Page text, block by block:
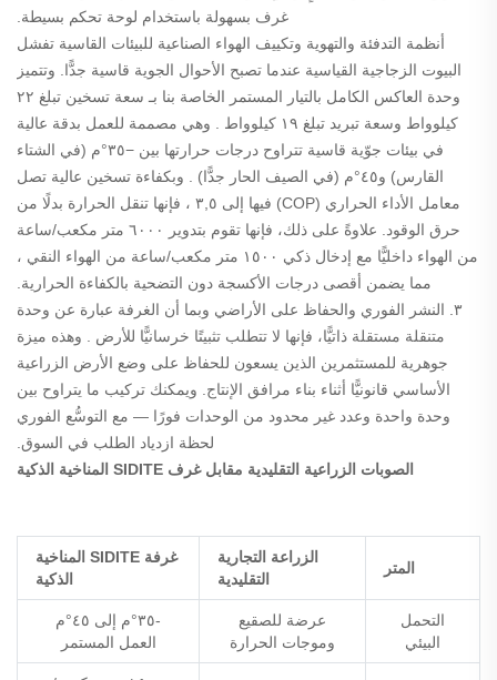
غرف بسهولة باستخدام لوحة تحكم بسيطة.
أنظمة التدفئة والتهوية وتكييف الهواء الصناعية للبيئات القاسية تفشل
البيوت الزجاجية القياسية عندما تصبح الأحوال الجوية قاسية جدًّا. وتتميز
وحدة العاكس الكامل بالتيار المستمر الخاصة بنا بـ
سعة تسخين تبلغ ٢٢
كيلوواط وسعة تبريد تبلغ ١٩ كيلوواط
. وهي مصممة للعمل بدقة عالية
في بيئات جوّية قاسية تتراوح درجات حرارتها بين
−٣٥°م (في الشتاء
القارس) و٤٥°م (في الصيف الحار جدًّا)
. وبكفاءة تسخين عالية تصل
معامل الأداء الحراري (COP) فيها إلى
٣,٥ ، فإنها تنقل الحرارة بدلًا من
حرق الوقود. علاوةً على ذلك، فإنها تقوم بتدوير
٦٠٠٠ متر مكعب/ساعة
من الهواء داخليًّا مع إدخال ذكي ١٥٠٠ متر مكعب/ساعة من الهواء النقي
،
مما يضمن أقصى درجات الأكسجة دون التضحية بالكفاءة الحرارية.
٣. النشر الفوري والحفاظ على الأراضي
وبما أن الغرفة عبارة عن وحدة
متنقلة مستقلة ذاتيًّا، فإنها لا تتطلب تثبيتًا خرسانيًّا للأرض
. وهذه ميزة
جوهرية للمستثمرين الذين يسعون للحفاظ على وضع الأرض الزراعية
الأساسي قانونيًّا أثناء بناء مرافق الإنتاج. ويمكنك تركيب ما يتراوح بين
وحدة واحدة وعدد غير محدود من الوحدات فورًا — مع التوسُّع الفوري
لحظة ازدياد الطلب في السوق.
الصوبات الزراعية التقليدية مقابل غرف SIDITE المناخية الذكية
المتر
الزراعة التجارية
التقليدية
غرفة SIDITE المناخية
الذكية
التحمل
البيئي
عرضة للصقيع
وموجات الحرارة
-٣٥°م إلى ٤٥°م
العمل المستمر